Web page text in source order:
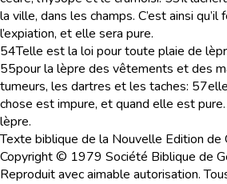
la ville, dans les champs. C’est ainsi qu’il
l’expiation, et elle sera pure.
54Telle est la loi pour toute plaie de
55pour la lèpre des vêtements et des
tumeurs, les dartres et les taches: 57
chose est impure, et quand elle est
lèpre.
Texte biblique de la Nouvelle Edition de
Copyright © 1979 Société Biblique de
Reproduit avec aimable autorisation.